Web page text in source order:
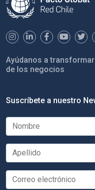
Ayúdanos a
de los negocios
Suscríbete a nuestro